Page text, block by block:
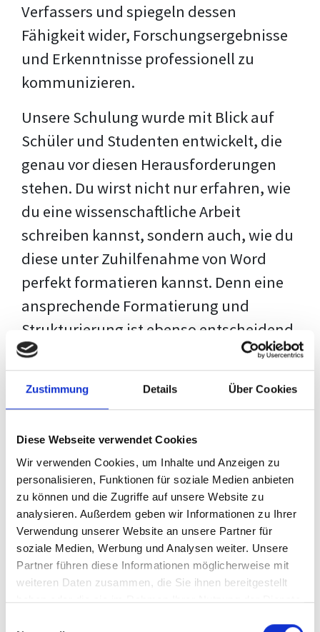
Zustimmung Details Über Cookies
Diese Webseite verwendet Cookies
Wir verwenden Cookies, um Inhalte und Anzeigen zu
personalisieren, Funktionen für soziale Medien anbieten
zu können und die Zugriffe auf unsere Website zu
analysieren. Außerdem geben wir Informationen zu Ihrer
Verwendung unserer Website an unsere Partner für
soziale Medien, Werbung und Analysen weiter. Unsere
Partner führen diese Informationen möglicherweise mit
weiteren Daten zusammen, die Sie ihnen bereitgestellt
haben oder die sie im Rahmen Ihrer Nutzung der Dienste
Verfassers und spiegeln dessen
Fähigkeit wider, Forschungsergebnisse
und Erkenntnisse professionell zu
kommunizieren.
Unsere Schulung wurde mit Blick auf
Schüler und Studenten entwickelt, die
genau vor diesen Herausforderungen
stehen. Du wirst nicht nur erfahren, wie
du eine wissenschaftliche Arbeit
schreiben kannst, sondern auch, wie du
diese unter Zuhilfenahme von Word
perfekt formatieren kannst. Denn eine
ansprechende Formatierung und
Strukturierung ist ebenso entscheidend
wie der Inhalt selbst. Jeder Prüfer hat
eigene Erwartungen, und unsere
Schulung ist so konzipiert, dass sie dir
deiner individuellen Vorlage zeigt,
anstatt eine Einheitslösung zu bieten.
Der Prozess des wissenschaftlichen
Schreibens kann ohne das richtige
Wissen eine große Herausforderung
darstellen. Jedoch, ausgestattet mit
denTechniken und Strategiendieses
Kurses, wird die Formatierung deiner